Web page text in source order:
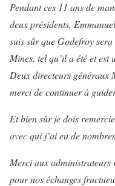
Pendant ces 11 ans de
deux présidents,
suis sûr que Godefroy
Mines, tel qu’il a été et est
Deux directeurs généraux
merci de continuer à
Et bien sûr je dois
avec qui j’ai eu de
Merci aux administrateurs
pour nos échanges